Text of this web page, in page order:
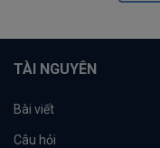
TÀI NGUYÊN
Bài viết
Câu hỏi